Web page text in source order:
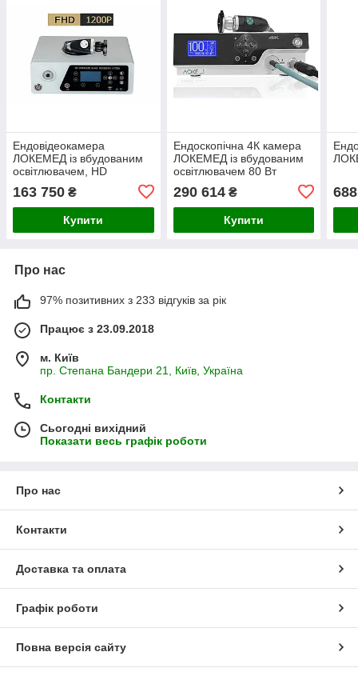
Ендовідеокамера
ЛОКЕМЕД із вбудованим
освітлювачем, HD
163 750 ₴
Купити
Ендоскопічна 4К камера
ЛОКЕМЕД із вбудованим
освітлювачем 80 Bт
290 614₴
Купити
Про нас
97% позитивних з 233 відгуків за рік
Працює з 23.09.2018
м. Київ
пр. Степана Бандери 21, Київ, Україна
Контакти
Сьогодні вихідний
Показати весь графік роботи
Про нас
Контакти
Доставка та оплата
Графік роботи
Повна версія сайту